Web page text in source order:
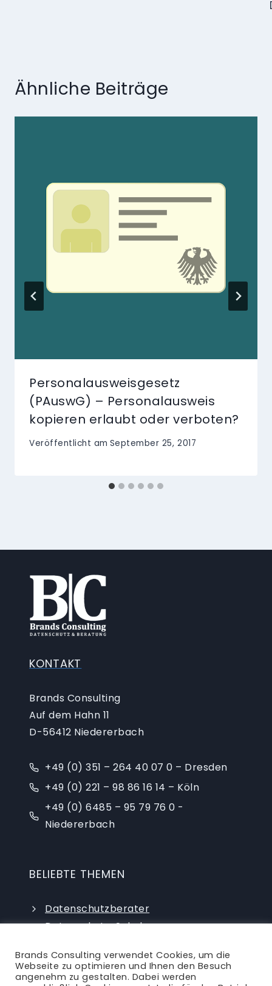
Ähnliche Beiträge
Personalausweisgesetz
(PAuswG) – Personalausweis
kopieren erlaubt oder verboten?
Veröffentlicht am September 25, 2017
KONTAKT
Brands Consulting
Auf dem Hahn 11
D-56412 Niedererbach
+49 (0) 351 – 264 40 07 0 – Dresden
+49 (0) 221 – 98 86 16 14 – Köln
+49 (0) 6485 – 95 79 76 0 -
Niedererbach
BELIEBTE THEMEN
Datenschutzberater
Datenschutz-Schulungen
externer Datenschutzbeauftragter
Brands Consulting verwendet Cookies, um die
Webseite zu optimieren und Ihnen den Besuch
angenehm zu gestalten. Dabei werden